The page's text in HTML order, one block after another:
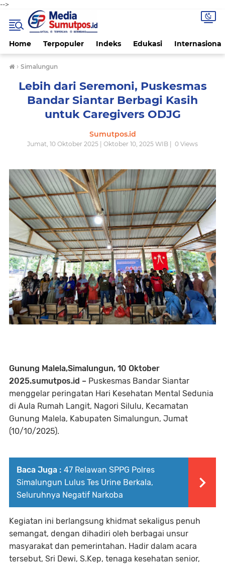
-->
Home Terpopuler Indeks Edukasi Internasional
› Simalungun
Lebih dari Seremoni, Puskesmas
Bandar Siantar Berbagi Kasih
untuk Caregivers ODJG
Sumutpos.id
Jumat, 10 Oktober 2025 | Oktober 10, 2025 WIB | 0 Views
Gunung Malela,Simalungun, 10 Oktober
2025.sumutpos.id – Puskesmas Bandar Siantar
menggelar peringatan Hari Kesehatan Mental Sedunia
di Aula Rumah Langit, Nagori Silulu, Kecamatan
Gunung Malela, Kabupaten Simalungun, Jumat
(10/10/2025).
Baca Juga : 47 Relawan SPPG Polres
Simalungun Lulus Tes Urine Berkala,
Seluruhnya Negatif Narkoba
Kegiatan ini berlangsung khidmat sekaligus penuh
semangat, dengan dihadiri oleh berbagai unsur
masyarakat dan pemerintahan. Hadir dalam acara
tersebut, Sri Dewi, S.Kep, tenaga kesehatan senior,